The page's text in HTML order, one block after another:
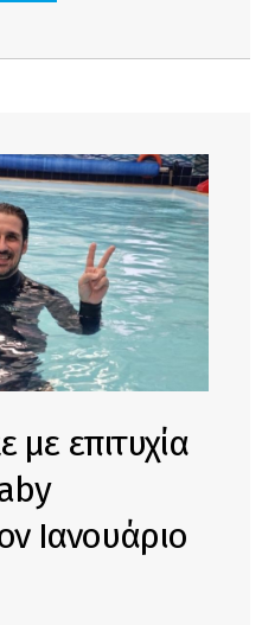
BIRTHLIGHT
επιτυχία
Ιανουάριο